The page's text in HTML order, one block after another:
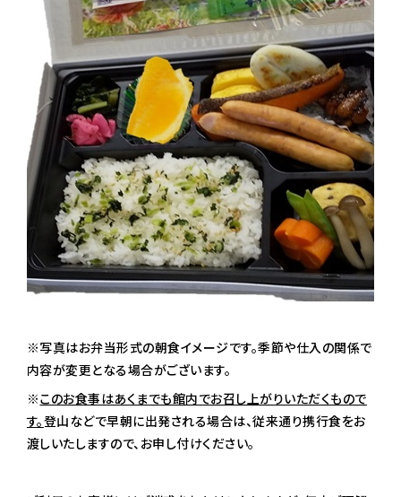
※写真はお弁当形式の朝食イメージです。季節や仕入の関係で
内容が変更となる場合がございます。
※このお食事はあくまでも館内でお召し上がりいただくもので
す。登山などで早朝に出発される場合は、従来通り携行食をお
渡しいたしますので、お申し付けください。